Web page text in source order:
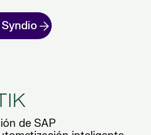
TIK
de SAP